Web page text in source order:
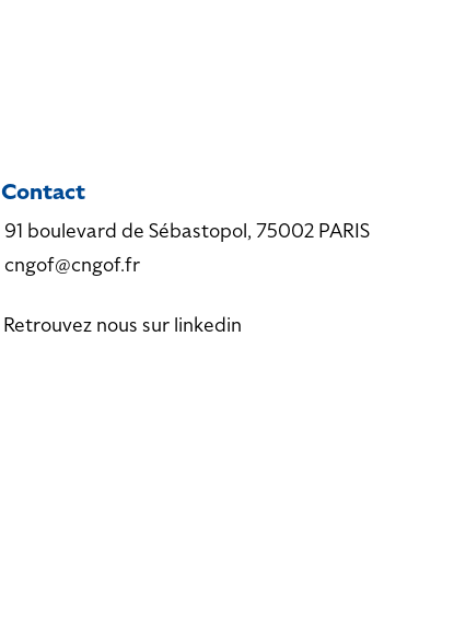
91 boulevard de Sébastopol, 75002 PARIS
cngof@cngof.fr
Retrouvez nous sur linkedin